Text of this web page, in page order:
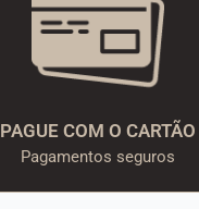
PAGUE COM O CARTÃO
Pagamentos seguros